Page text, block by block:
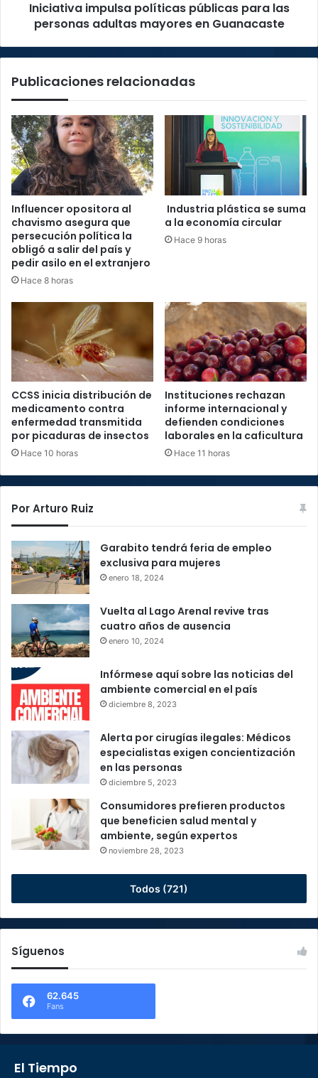
Guanacaste
Iniciativa impulsa políticas públicas para las
personas adultas mayores en Guanacaste
Publicaciones relacionadas
Influencer opositora al
chavismo asegura que
persecución política la
obligó a salir del país y
pedir asilo en el extranjero
Hace 8 horas
Industria plástica se suma
a la economía circular
Hace 9 horas
CCSS inicia distribución de
medicamento contra
enfermedad transmitida
por picaduras de insectos
Hace 10 horas
Instituciones rechazan
informe internacional y
defienden condiciones
laborales en la caficultura
Hace 11 horas
Por Arturo Ruiz
Garabito tendrá feria de empleo
exclusiva para mujeres
enero 18, 2024
Vuelta al Lago Arenal revive tras
cuatro años de ausencia
enero 10, 2024
Infórmese aquí sobre las noticias del
ambiente comercial en el país
diciembre 8, 2023
Alerta por cirugías ilegales: Médicos
especialistas exigen concientización
en las personas
diciembre 5, 2023
Consumidores prefieren productos
que beneficien salud mental y
ambiente, según expertos
noviembre 28, 2023
Todos (721)
Síguenos
62.645
Fans
El Tiempo